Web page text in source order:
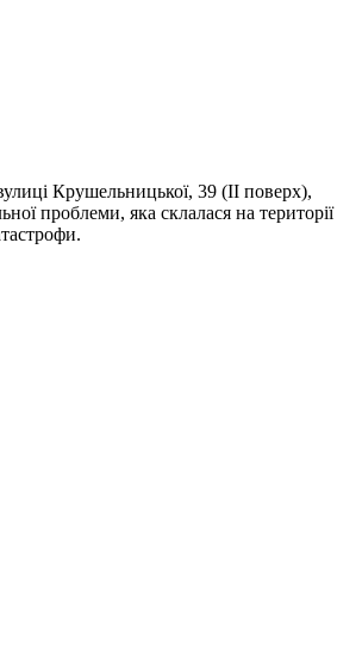
Крушельницької, 39 (ІІ поверх),
проблеми, яка склалася на території